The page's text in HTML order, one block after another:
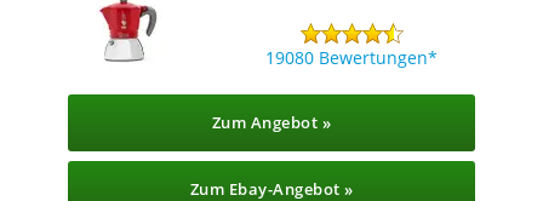
19080 Bewertungen
Zum Angebot »
Zum Ebay-Angebot »